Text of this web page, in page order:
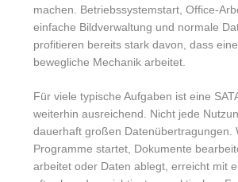
machen. Betriebssystemstart, Office-
einfache Bildverwaltung und normale
profitieren bereits stark davon, dass
bewegliche Mechanik arbeitet.
Für viele typische Aufgaben ist eine
weiterhin ausreichend. Nicht jede
dauerhaft großen Datenübertragungen.
Programme startet, Dokumente
arbeitet oder Daten ablegt, erreicht mit